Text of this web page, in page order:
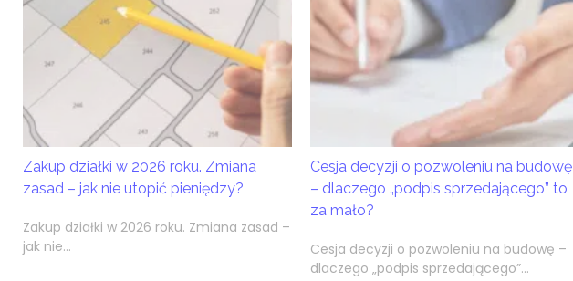
Zakup działki w 2026 roku. Zmiana
zasad – jak nie utopić pieniędzy?
Zakup działki w 2026 roku. Zmiana zasad –
jak nie...
Cesja decyzji o pozwoleniu na budowę
– dlaczego „podpis sprzedającego” to
za mało?
Cesja decyzji o pozwoleniu na budowę –
dlaczego „podpis sprzedającego”...